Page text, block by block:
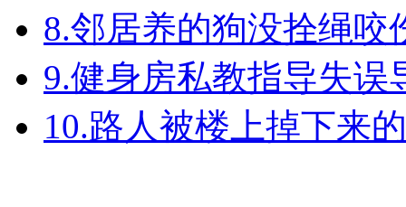
8.邻居养的狗没拴绳
9.健身房私教指导失
10.路人被楼上掉下来